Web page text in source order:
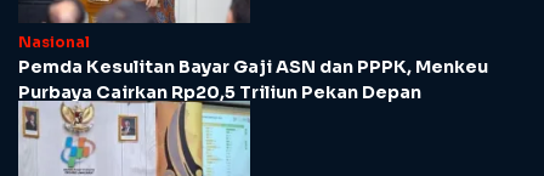
Nasional
Pemda Kesulitan Bayar Gaji ASN dan PPPK, Menkeu
Purbaya Cairkan Rp20,5 Triliun Pekan Depan